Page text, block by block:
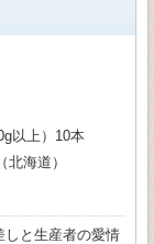
以上）10本
北海道）
しと生産者の愛情